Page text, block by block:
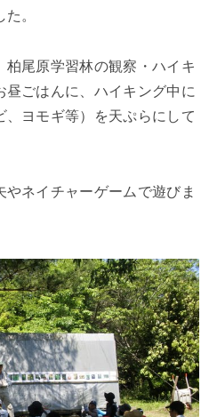
。
尾原学習林の観察・ハイキ
昼ごはんに、ハイキング中に
ヨモギ等）を天ぷらにして
ネイチャーゲームで遊びま